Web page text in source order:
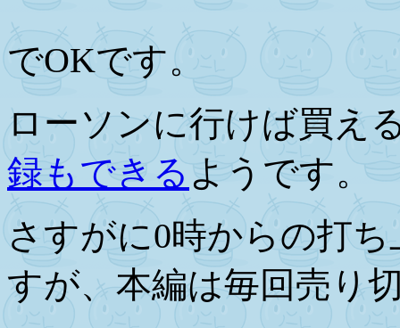
でOKです。
ローソンに行けば買え
録もできる ようです。
さすがに0時からの打
すが、本編は毎回売り